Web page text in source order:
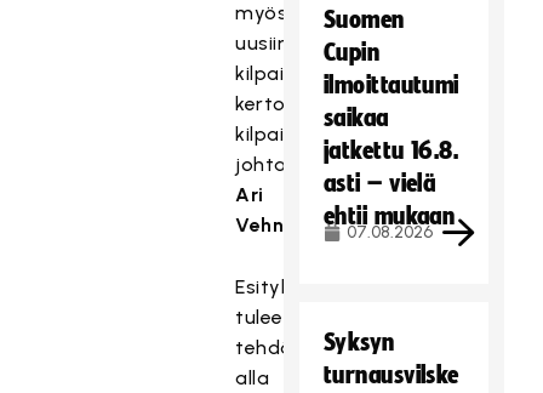
myös
uusiin
kilpailusääntöihin,
kertoo
kilpailutoiminnan
johtaja
Ari
Vehniäinen.
Esitykset
tulee
tehdä
alla
Suomen
Cupin
ilmoittautumi
saikaa
jatkettu 16.8.
asti – vielä
ehtii mukaan
07.08.2026
Syksyn
turnausvilske